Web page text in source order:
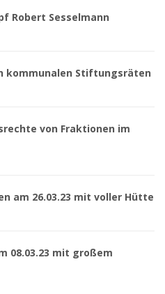
Robert Sesselmann
kommunalen Stiftungsräten
von Fraktionen im
am 26.03.23 mit voller Hütte
08.03.23 mit großem